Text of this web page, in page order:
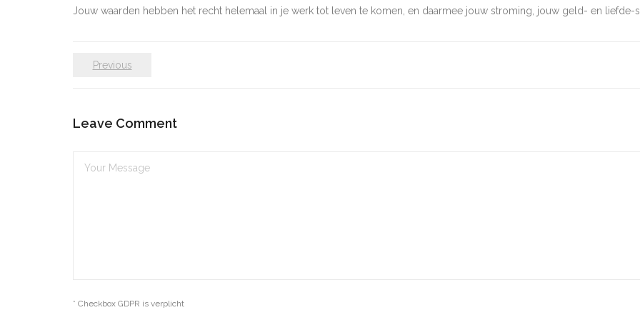
Jouw waarden hebben het recht helemaal in je werk tot leven te komen, en daarmee jouw stroming, jouw geld- en liefde-
Previous
Leave Comment
* Checkbox GDPR is verplicht